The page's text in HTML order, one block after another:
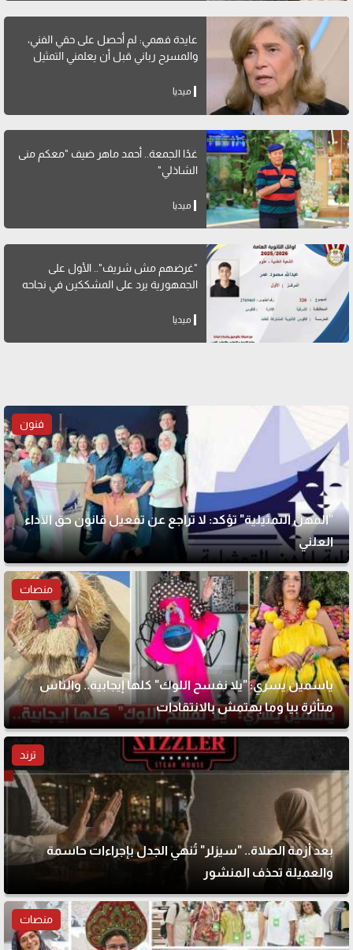
عايدة فهمي: لم أحصل على حقي الفني،
والمسرح رباني قبل أن يعلمني التمثيل
ميديا
غدًا الجمعة.. أحمد ماهر ضيف "معكم منى
الشاذلي"
ميديا
"غرضهم مش شريف".. الأول على
الجمهورية يرد على المشككين في نجاحه
ميديا
فنون
"المهن التمثيلية" تؤكد: لا تراجع عن تفعيل قانون حق الأداء
العلني
منصات
ياسمين يسري: "يلا نفسح اللوك" كلها إيجابية.. والناس
متأثرة بيا وما بهتمش بالانتقادات
ترند
بعد أزمة الصلاة.. "سيزلر" تُنهي الجدل بإجراءات حاسمة
والعميلة تحذف المنشور
منصات